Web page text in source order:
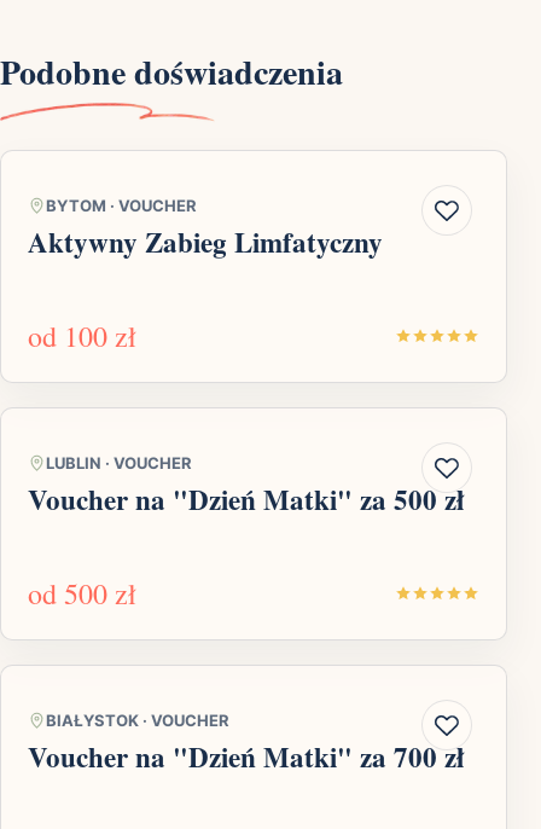
Podobne doświadczenia
BYTOM · VOUCHER
Aktywny Zabieg Limfatyczny
od 100 zł
LUBLIN · VOUCHER
Voucher na "Dzień Matki" za 500 zł
od 500 zł
BIAŁYSTOK · VOUCHER
Voucher na "Dzień Matki" za 700 zł